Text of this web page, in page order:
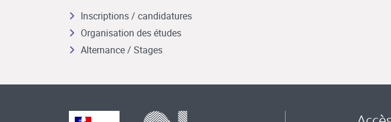
Inscriptions / candidatures
Organisation des études
Alternance / Stages